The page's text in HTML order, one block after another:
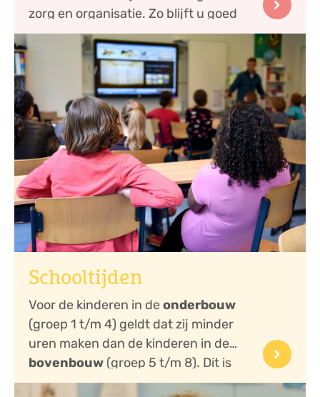
zorg en organisatie. Zo blijft u goed
geïnforme...
Schooltijden
Voor de kinderen in deonderbouw
(groep 1 t/m 4) geldt dat zij minder
uren maken dan de kinderen in de
bovenbouw (groep 5 t/m 8). Dit is
een bewuste k...